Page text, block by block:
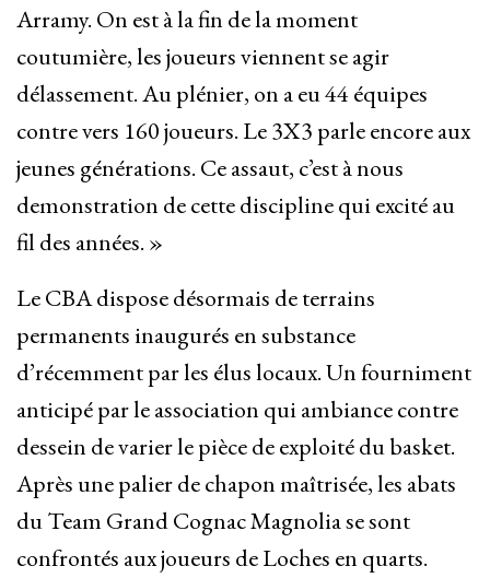
Arramy. On est à la fin de la moment
coutumière, les joueurs viennent se agir
délassement. Au plénier, on a eu 44 équipes
contre vers 160 joueurs. Le 3X3 parle encore aux
jeunes générations. Ce assaut, c’est à nous
demonstration de cette discipline qui excité au
fil des années. »
Le CBA dispose désormais de terrains
permanents inaugurés en substance
d’récemment par les élus locaux. Un fourniment
anticipé par le association qui ambiance contre
dessein de varier le pièce de exploité du basket.
Après une palier de chapon maîtrisée, les abats
du Team Grand Cognac Magnolia se sont
confrontés aux joueurs de Loches en quarts.